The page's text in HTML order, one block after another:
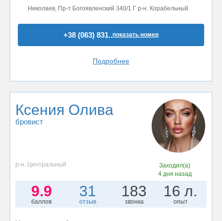
Николаев, Пр-т Богоявленский 340/1 Г р-н. Корабельный
+38 (063) 831..показать номер
Подробнее
Ксения Олива
бровист
р-н. Центральный
Заходил(а)
4 дня назад
9.9
баллов
31
отзыв
183
звонка
16 л.
опыт